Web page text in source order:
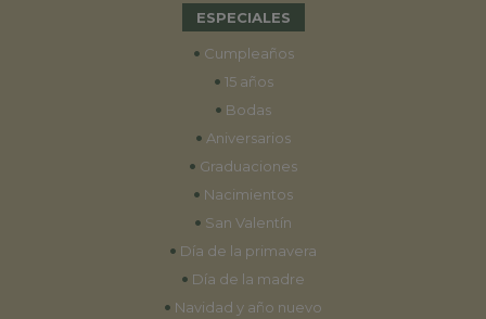
ESPECIALES
• Cumpleaños
• 15 años
• Bodas
• Aniversarios
• Graduaciones
• Nacimientos
• San Valentín
• Día de la primavera
• Día de la madre
• Navidad y año nuevo